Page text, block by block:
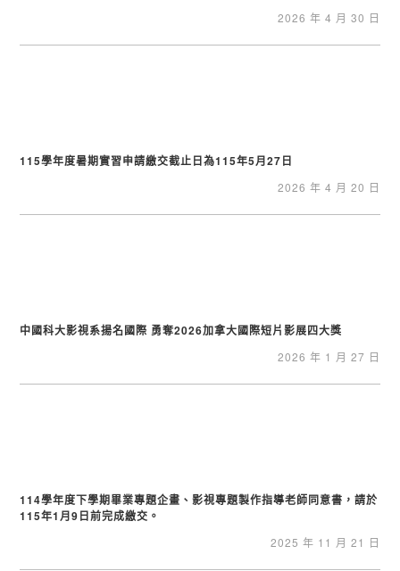
2026 年 4 月 30 日
115學年度暑期實習申請繳交截止日為115年5月27日
2026 年 4 月 20 日
中國科大影視系揚名國際 勇奪2026加拿大國際短片影展四大獎
2026 年 1 月 27 日
114學年度下學期畢業專題企畫、影視專題製作指導老師同意書，請於
115年1月9日前完成繳交。
2025 年 11 月 21 日